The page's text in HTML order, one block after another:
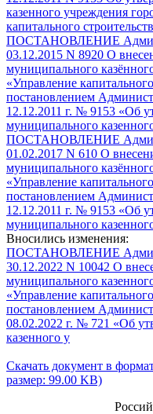
казенного учреждения
капитального
ПОСТАНОВЛЕНИЕ
03.12.2015 N 8920 О
муниципального
«Управление
постановлением
12.12.2011 г. № 9153 «Об
муниципального
ПОСТАНОВЛЕНИЕ
01.02.2017 N 610 О
муниципального
«Управление
постановлением
12.12.2011 г. № 9153 «Об
муниципального
Вносились изменения:
ПОСТАНОВЛЕНИЕ
30.12.2022 N 10042 О
муниципального
«Управление
постановлением
08.02.2022 г. № 721 «Об
казенного у
Скачать документ в
размер: 99.00 KB)